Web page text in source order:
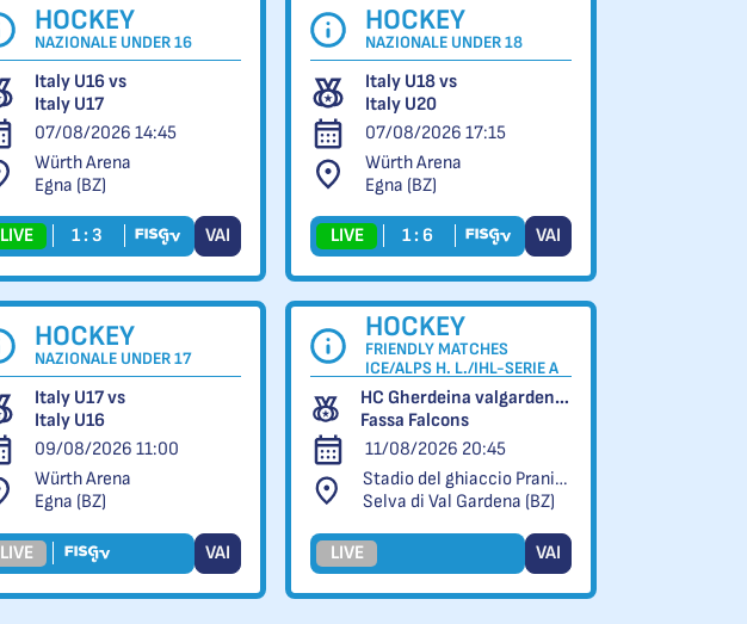
HOCKEY
NAZIONALE UNDER 16
Italy U16 vs
Italy U17
07/08/2026 14:45
Würth Arena
Egna (BZ)
LIVE 1 : 3 VAI
HOCKEY
NAZIONALE UNDER 18
Italy U18 vs
Italy U20
07/08/2026 17:15
Würth Arena
Egna (BZ)
LIVE 1 : 6 VAI
HOCKEY
NAZIONALE UNDER 17
Italy U17 vs
Italy U16
09/08/2026 11:00
Würth Arena
Egna (BZ)
LIVE VAI
HOCKEY
FRIENDLY MATCHES
ICE/ALPS H. L./IHL-SERIE A
HC Gherdeina valgardena.it vs
Fassa Falcons
11/08/2026 20:45
Stadio del ghiaccio Pranives
Selva di Val Gardena (BZ)
LIVE VAI